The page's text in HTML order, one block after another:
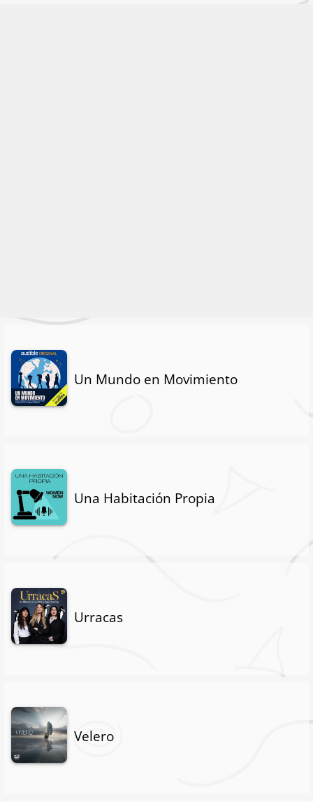
Un Mundo en Movimiento
Una Habitación Propia
Urracas
Velero